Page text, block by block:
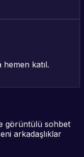
katıl.
görüntülü sohbet
arkadaşlıklar